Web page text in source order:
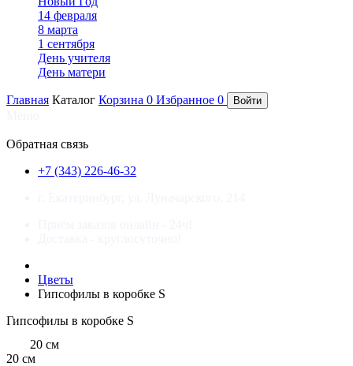
14 февраля
8 марта
1 сентября
День учителя
День матери
Главная Каталог Корзина 0 Избранное 0 Войти
Обратная связь
+7 (343) 226-46-32
Цветы
Гипсофилы в коробке S
Гипсофилы в коробке S
20 см
20 см